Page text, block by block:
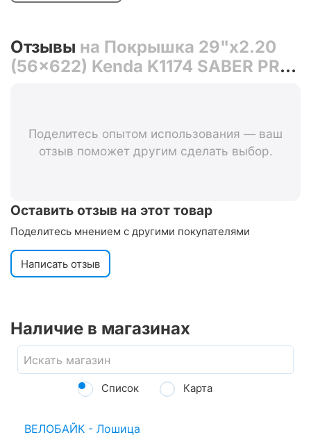
Отзывы на Покрышка 29"x2.20
(56x622) Kenda K1174 SABER PRO
Поделитесь опытом использования — ваш
отзыв поможет другим сделать выбор.
Оставить отзыв на этот товар
Поделитесь мнением с другими покупателями
Написать отзыв
Наличие в магазинах
Список Карта
ВЕЛОБАЙК - Лошица